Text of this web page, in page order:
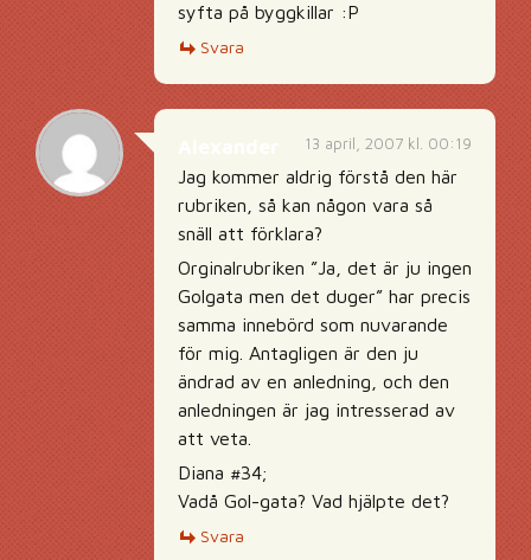
syfta på byggkillar :P
Svara
13 april, 2007 kl. 00:19
Jag kommer aldrig förstå den här
rubriken, så kan någon vara så
snäll att förklara?
Orginalrubriken ”Ja, det är ju ingen
Golgata men det duger” har precis
samma innebörd som nuvarande
för mig. Antagligen är den ju
ändrad av en anledning, och den
anledningen är jag intresserad av
att veta.
Diana #34;
Vadå Gol-gata? Vad hjälpte det?
Svara